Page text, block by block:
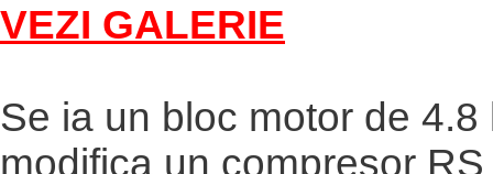
VEZI GALERIE
Se ia un bloc motor de 4.8
modifica un compresor